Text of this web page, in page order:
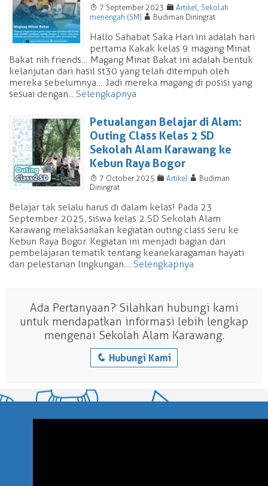
T 7 September 2023 F Artikel Sekolah
menengah (SM) A Budiman Diningrat
Hallo Sahabat Saka Hari ini adalah hari
pertama Kakak kelas 9 magang Minat
Bakat nih friends… Magang Minat Bakat ini adalah bentuk
kelanjutan dari hasil st30 yang telah ditempuh oleh
mereka sebelumnya… Jadi mereka magang di posisi yang
sesuai dengan... Selengkapnya
Petualangan Belajar di Alam:
Outing Class Kelas 2 SD
Sekolah Alam Karawang ke
Kebun Raya Bogor
T 7 October 2025 F Artikel A Budiman
Diningrat
Belajar tak selalu harus di dalam kelas! Pada 23
September 2025, siswa kelas 2 SD Sekolah Alam
Karawang melaksanakan kegiatan outing class seru ke
Kebun Raya Bogor. Kegiatan ini menjadi bagian dari
pembelajaran tematik tentang keanekaragaman hayati
dan pelestarian lingkungan.... Selengkapnya
Ada Pertanyaan? Silahkan hubungi kami
untuk mendapatkan informasi lebih lengkap
mengenai Sekolah Alam Karawang.
q Hubungi Kami